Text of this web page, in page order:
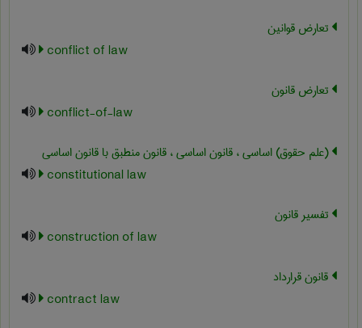
تعارض قوانین
conflict of law
تعارض قانون
conflict-of-law
(علم حقوق) اساسی ، قانون اساسی ، قانون منطبق با قانون اساسی
constitutional law
تفسیر قانون
construction of law
قانون قرارداد
contract law